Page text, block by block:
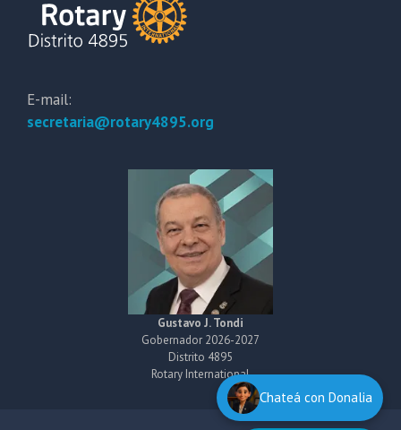
E-mail:
secretaria@rotary4895.org
Gustavo J. Tondi
Gobernador 2026-2027
Distrito 4895
Rotary International
Chateá con Donalia